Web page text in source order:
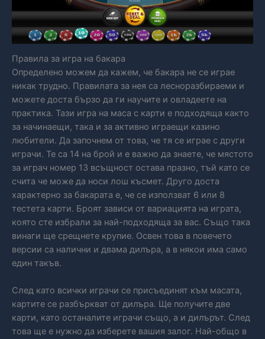
Правила за игра на бакара
Определено можем да кажем, че бакара не се играе
никак трудно. Правилата за нея са лесноразбираеми и
можете доста бързо да ги научите и овладеете на
практика. Тази игра на маса с карти е подходяща както
за начинаещи, така и за активно играещи казино
любители. Да започнем от това, че тя се играе с други
играчи. Те са 14 на брой и е важно да знаете, че мястото
за играч номер 13 всъщност остава празно, тъй като се
счита че може да носи лош късмет. Друго доста
характерно за бакарата е, че се използват 6 или 8
тестета карти. Броят зависи от вариацията на играта,
която сте избрали за най-подходяща за вас. Също така
винаги ще срещнете крупие. Освен това в повечето
версии са налични и двама дилъра, а в някои има само
един такъв.
След като всички играчи се присъединят към масата,
картите се разбъркват от дилъра. Ще получите две
карти, като останалите играчи също, а и дилърът. След
това ще е нужно да изберете вашия залог. Най-общо в